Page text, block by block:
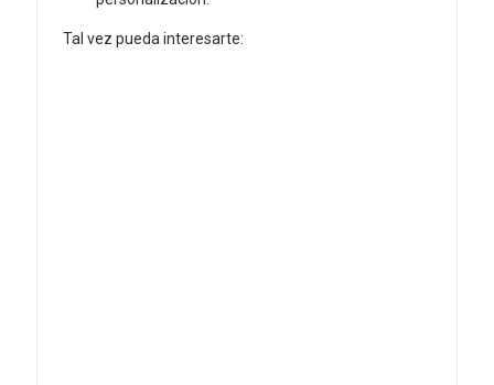
Tal vez pueda interesarte: